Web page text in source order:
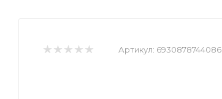
Артикул: 6930878744086